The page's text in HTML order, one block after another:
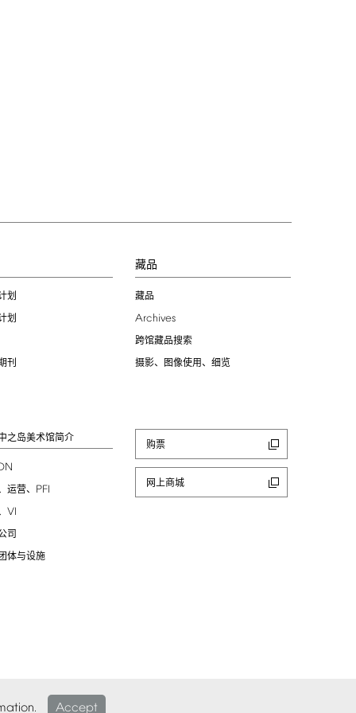
Accept
划
划
刊
藏品
藏品
Archives
跨馆藏品搜索
摄影、图像使用、细览
之岛美术馆简介
运营、 PFI
VI
司
体与设施
购票
网上商城